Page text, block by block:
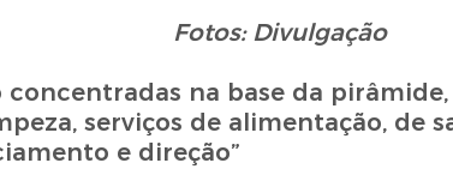
Fotos: Divulgação
concentradas na base da
serviços de alimentação, de
e direção”